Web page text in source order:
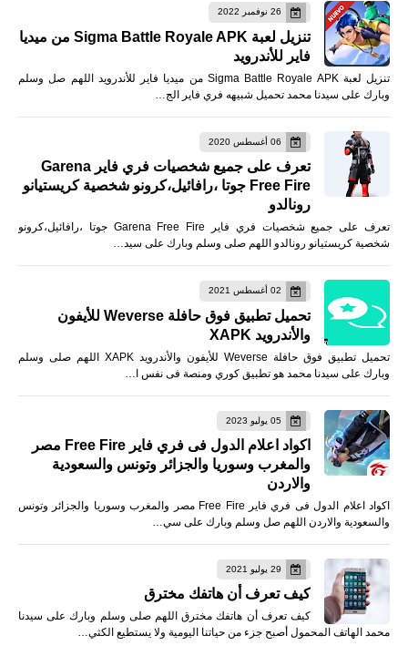
26 نوفمبر 2022
تنزيل لعبة Sigma Battle Royale APK من ميديا
فاير للأندرويد
تنزيل لعبة Sigma Battle Royale APK من ميديا فاير للأندرويد اللهم صل وسلم
وبارك على سيدنا محمد تحميل شبيهه فري فاير الج…
06 أغسطس 2020
تعرف على جميع شخصيات فري فاير Garena
Free Fire جوتا ،رافائيل،كرونو شخصية كريستيانو
رونالدو
تعرف على جميع شخصيات فري فاير Garena Free Fire جوتا ،رافائيل،كرونو
شخصية كريستيانو رونالدو اللهم صلى وسلم وبارك على سيد…
02 أغسطس 2021
تحميل تطبيق فوق حافلة Weverse للأيفون
والأندرويد XAPK
تحميل تطبيق فوق حافلة Weverse للأيفون والأندرويد XAPK اللهم صلى وسلم
وبارك على سيدنا محمد هو تطبيق كوري ومنصة فى نفس ا…
05 يوليو 2023
اكواد اعلام الدول فى فري فاير Free Fire مصر
والمغرب وسوريا والجزائر وتونس والسعودية
والاردن
اكواد اعلام الدول فى فري فاير Free Fire مصر والمغرب وسوريا والجزائر وتونس
والسعودية والاردن اللهم صل وسلم وبارك على سي…
29 يوليو 2021
كيف تعرف أن هاتفك مخترق
كيف تعرف أن هاتفك مخترق اللهم صلى وسلم وبارك على سيدنا
محمد الهاتف المحمول أصبح جزء من حياتنا اليومية ولا يستطيع الكثي…